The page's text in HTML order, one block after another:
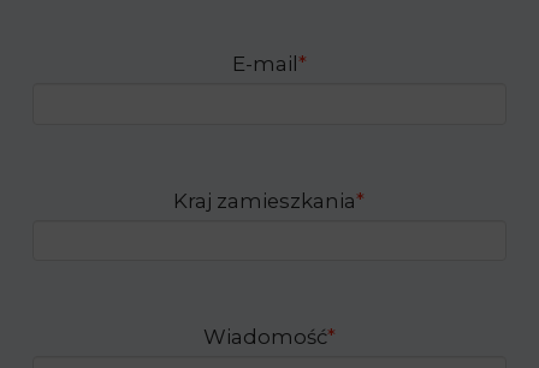
E-mail *
Kraj zamieszkania*
Wiadomość*